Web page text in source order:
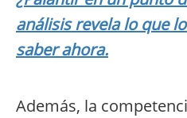
análisis revela lo que
saber ahora.
Además, la